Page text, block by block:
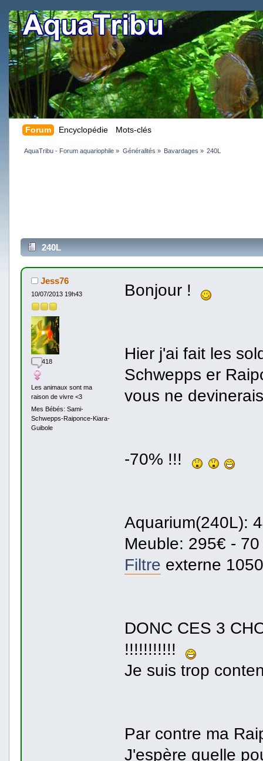
Forum Encyclopédie Mots-clés
AquaTribu - Forum aquariophile » Généralités » Bavardages » 240L
240L
Jess76
10/07/2013 19h43
418
Les animaux sont ma
raison de vivre <3
Mes Bébés: Sami-
Schwepps-Raiponce-Kiara-
Guibole
Bonjour !
Hier j'ai fait les
Schwepps er
vous ne
-70% !!!
Aquarium(240L):
Meuble: 295€ -
Filtre externe
DONC CES 3
!!!!!!!!!!!
Je suis trop
Par contre ma
J'espère quelle